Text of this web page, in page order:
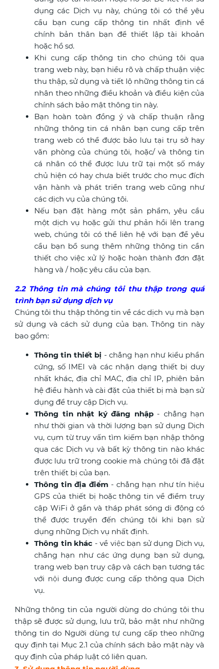
dụng các Dịch vụ này, chúng tôi có thể yêu
cầu bạn cung cấp thông tin nhất định về
chính bản thân bạn để thiết lập tài khoản
hoặc hồ sơ.
Khi cung cấp thông tin cho chúng tôi qua
trang web này, bạn hiểu rõ và chấp thuận việc
thu thập, sử dụng và tiết lộ những thông tin cá
nhân theo những điều khoản và điều kiện của
chính sách bảo mật thông tin này.
Bạn hoàn toàn đồng ý và chấp thuận rằng
những thông tin cá nhân bạn cung cấp trên
trang web có thể được bảo lưu tại trụ sở hay
văn phòng của chúng tôi, hoặc/ và thông tin
cá nhân có thể được lưu trữ tại một số máy
chủ hiện có hay chưa biết trước cho mục đích
vận hành và phát triển trang web cũng như
các dịch vụ của chúng tôi.
Nếu bạn đặt hàng một sản phẩm, yêu cầu
một dịch vụ hoặc gửi thư phản hồi lên trang
web, chúng tôi có thể liên hệ với bạn để yêu
cầu bạn bổ sung thêm những thông tin cần
thiết cho việc xử lý hoặc hoàn thành đơn đặt
hàng và / hoặc yêu cầu của bạn.
2.2 Thông tin mà chúng tôi thu thập trong quá
trình bạn sử dụng dịch vụ
Chúng tôi thu thập thông tin về các dịch vụ mà bạn
sử dụng và cách sử dụng của bạn. Thông tin này
bao gồm:
Thông tin thiết bị - chẳng hạn như kiểu phần
cứng, số IMEI và các nhận dạng thiết bị duy
nhất khác, địa chỉ MAC, địa chỉ IP, phiên bản
hệ điều hành và cài đặt của thiết bị mà bạn sử
dụng để truy cập Dịch vụ.
Thông tin nhật ký đăng nhập- chẳng hạn
như thời gian và thời lượng bạn sử dụng Dịch
vụ, cụm từ truy vấn tìm kiếm bạn nhập thông
qua các Dịch vụ và bất kỳ thông tin nào khác
được lưu trữ trong cookie mà chúng tôi đã đặt
trên thiết bị của bạn.
Thông tin địa điểm - chẳng hạn như tín hiệu
GPS của thiết bị hoặc thông tin về điểm truy
cập WiFi ở gần và tháp phát sóng di động có
thể được truyền đến chúng tôi khi bạn sử
dụng những Dịch vụ nhất định.
Thông tin khác - về việc bạn sử dụng Dịch vụ,
chẳng hạn như các ứng dụng bạn sử dụng,
trang web bạn truy cập và cách bạn tương tác
với nội dung được cung cấp thông qua Dịch
vụ.
Những thông tin của người dùng do chúng tôi thu
thập sẽ được sử dụng, lưu trữ, bảo mật như những
thông tin do Người dùng tự cung cấp theo những
quy định tại Mục 2.1 của chính sách bảo mật này và
quy định của pháp luật có liên quan.